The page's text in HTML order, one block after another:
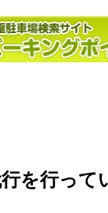
を行って